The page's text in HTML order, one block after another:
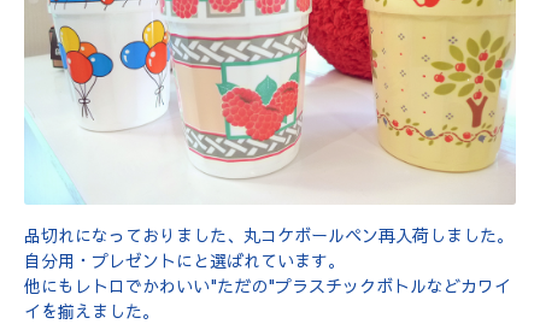
品切れになっておりました、丸コケボールペン再入荷しました。
自分用・プレゼントにと選ばれています。
他にもレトロでかわいい"ただの"プラスチックボトルなどカワイ
イを揃えました。